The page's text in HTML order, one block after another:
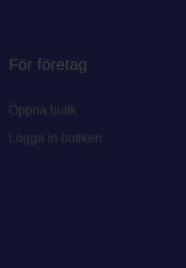
För företag
Öppna butik
Logga in butiken